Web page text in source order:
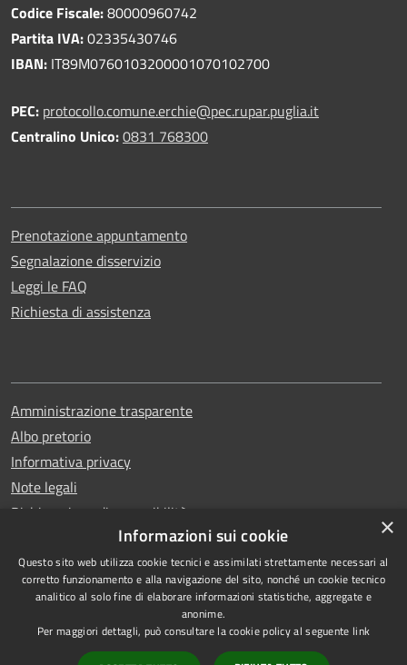
Codice Fiscale:80000960742
Partita IVA:02335430746
IBAN: IT89M0760103200001070102700
PEC: protocollo.comune.erchie@pec.rupar.puglia.it
Centralino Unico:0831 768300
Prenotazione appuntamento
Segnalazione disservizio
Leggi le FAQ
Richiesta di assistenza
Amministrazione trasparente
Albo pretorio
Informativa privacy
Note legali
Dichiarazione di accessibilità
RSS
Accessibilità
Copyright © 2026 • Comune di
Erchie • Powered by
Municipium•Accesso
×
Informazioni sui cookie
Questo sito web utilizza cookie tecnici e assimilati strettamente necessari al
corretto funzionamento e alla navigazione del sito, nonché un cookie tecnico
analitico al solo fine di elaborare informazioni statistiche, aggregate e
anonime.
Per maggiori dettagli, può consultare la cookie policy al seguente link